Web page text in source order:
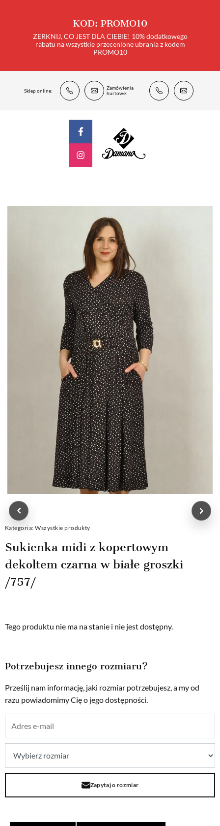
KOD: PROMO10
ZERKNIJ, CO JEST DLA CIEBIE! 10% dodatkowego
rabatu na wszystkie przecenione ubrania z kodem
PROMO10
Sklep online:
Zamówienia
hurtowe:
Kategoria: Wszystkie produkty
Sukienka midi z kopertowym
dekoltem czarna w białe groszki
/757/
Tego produktu nie ma na stanie i nie jest dostępny.
Potrzebujesz innego rozmiaru?
Prześlij nam informację, jaki rozmiar potrzebujesz, a my od
razu powiadomimy Cię o jego dostępności.
Zapytaj o rozmiar